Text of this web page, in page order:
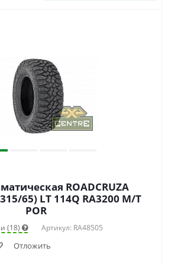
ROADCRUZA
65) LT 114Q RA3200 M/T
POR
(18) Артикул: RA48505
Отложить